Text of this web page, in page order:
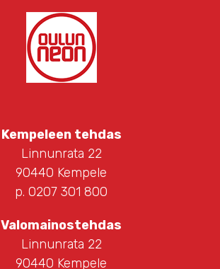
Kempeleen tehdas
Linnunrata 22
90440 Kempele
p. 0207 301 800
Valomainostehdas
Linnunrata 22
90440 Kempele